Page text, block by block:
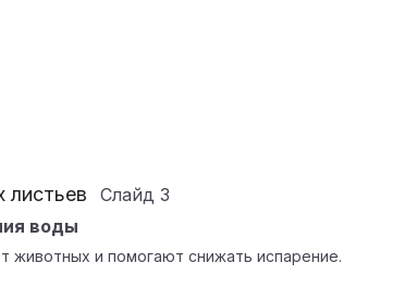
листьев Слайд 3
воды
животных и помогают снижать испарение.